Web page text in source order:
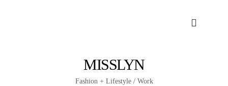
MISSLYN
Fashion + Lifestyle / Work